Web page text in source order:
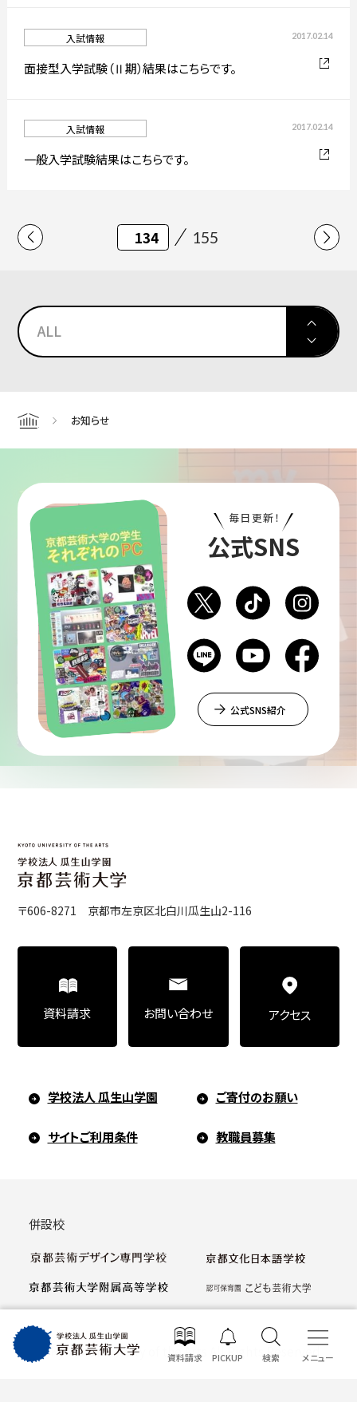
資料請求 検索
PICKUP メニュー
2017.02.14
入試情報
面接型入学試験（Ⅱ期）結果はこちらです。
2017.02.14
入試情報
一般入学試験結果はこちらです。
155
ALL
Home お知らせ
毎日更新！
公式SNS
公式SNS紹介
〒606-8271 京都市左京区北白川瓜生山2-116
学校法人 瓜生山学園 ご寄付のお願い
サイトご利用条件 教職員募集
資料請求 お問い合わせ アクセス
併設校
© Kyoto University of the Arts All Rights Reserved